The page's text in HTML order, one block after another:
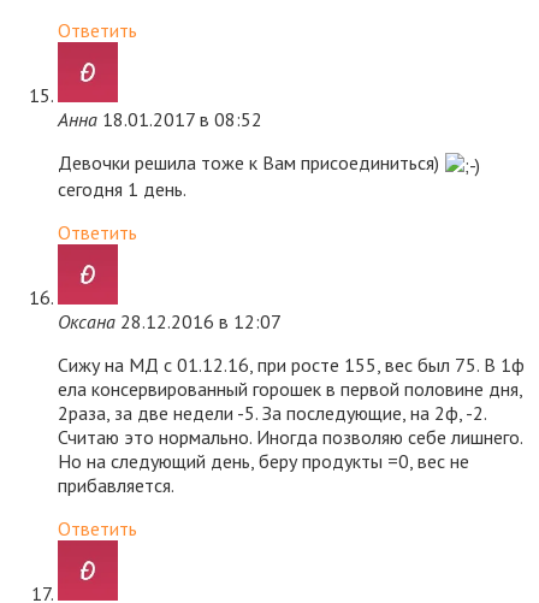
Ответить
Анна 18.01.2017 в 08:52
Девочки решила тоже к Вам присоединиться)
сегодня 1 день.
Ответить
Оксана 28.12.2016 в 12:07
Сижу на МД с 01.12.16, при росте 155, вес был 75. В 1ф
ела консервированный горошек в первой половине дня,
2раза, за две недели -5. За последующие, на 2ф, -2.
Считаю это нормально. Иногда позволяю себе лишнего.
Но на следующий день, беру продукты =0, вес не
прибавляется.
Ответить